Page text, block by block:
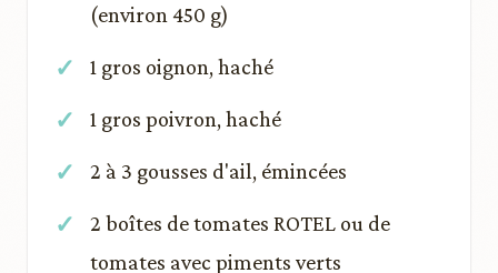
(environ 450 g)
1 gros oignon, haché
1 gros poivron, haché
2 à 3 gousses d'ail, émincées
2 boîtes de tomates ROTEL ou de
tomates avec piments verts